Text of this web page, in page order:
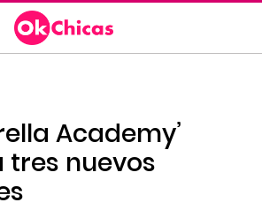
Academy’
tres nuevos